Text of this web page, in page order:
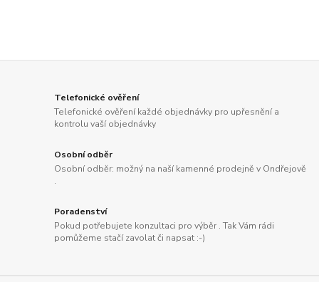
Telefonické ověření
Telefonické ověření každé objednávky pro upřesnění a
kontrolu vaší objednávky
Osobní odběr
Osobní odběr: možný na naší kamenné prodejně v Ondřejově
.
Poradenství
Pokud potřebujete konzultaci pro výběr . Tak Vám rádi
pomůžeme stačí zavolat či napsat :-)